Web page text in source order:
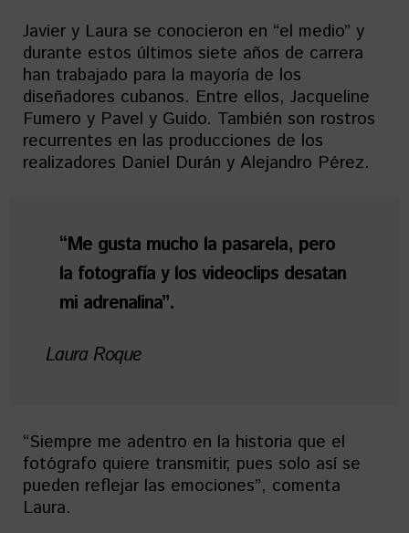
Javier y Laura se conocieron en “el medio” y
durante estos últimos siete años de carrera
han trabajado para la mayoría de los
diseñadores cubanos. Entre ellos, Jacqueline
Fumero y Pavel y Guido. También son rostros
recurrentes en las producciones de los
realizadores Daniel Durán y Alejandro Pérez.
“Me gusta mucho la pasarela, pero
la fotografía y los videoclips desatan
mi adrenalina”.
Laura Roque
“Siempre me adentro en la historia que el
fotógrafo quiere transmitir, pues solo así se
pueden reflejar las emociones”, comenta
Laura.